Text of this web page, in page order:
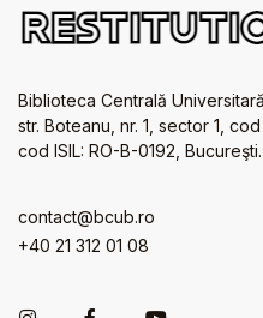
Biblioteca Centrală Universitară
str. Boteanu, nr. 1, sector 1,
cod ISIL: RO-B-0192, Bucureşti.
contact@bcub.ro
+40 21 312 01 08